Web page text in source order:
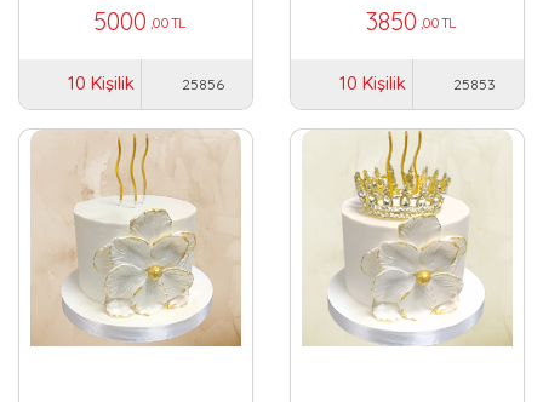
5000 ,00 TL
10 Kişilik 25856
3850 ,00 TL
10 Kişilik 25853